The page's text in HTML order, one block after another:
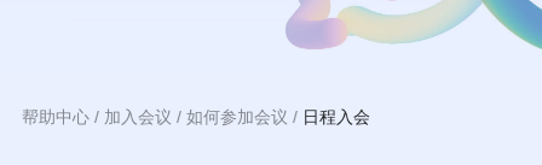
面
帮助中心 加入会议 如何参加会议 日程入会